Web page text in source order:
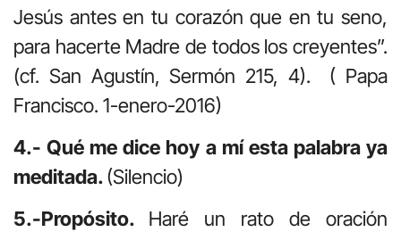
Jesús antes en tu corazón que en tu seno,
para hacerte Madre de todos los creyentes”.
(cf. San Agustín, Sermón 215, 4). ( Papa
Francisco. 1-enero-2016)
4.- Qué me dice hoy a mí esta palabra ya
meditada.(Silencio)
5.-Propósito. Haré un rato de oración